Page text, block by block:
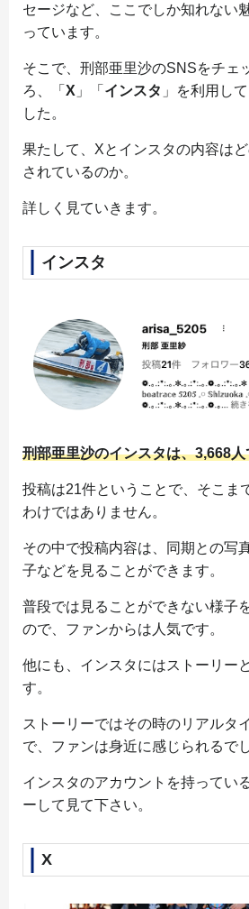
セージなど、ここでしか知れない
っています。
そこで、刑部亜里沙のSNSをチェ
ろ、「 X 」「 インスタ 」を利用し
した。
果たして、Xとインスタの内容は
されているのか。
詳しく見ていきます。
インスタ
刑部亜里沙のインスタは、3,668人
投稿は21件ということで、そこま
わけではありません。
その中で投稿内容は、同期との写
子などを見ることができます。
普段では見ることができない様子
ので、ファンからは人気です。
他にも、インスタにはストーリー
す。
ストーリーではその時のリアルタ
で、ファンは身近に感じられるで
インスタのアカウントを持ってい
ーして見て下さい。
X